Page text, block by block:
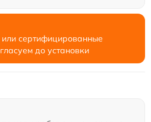
сертифицированные
до установки